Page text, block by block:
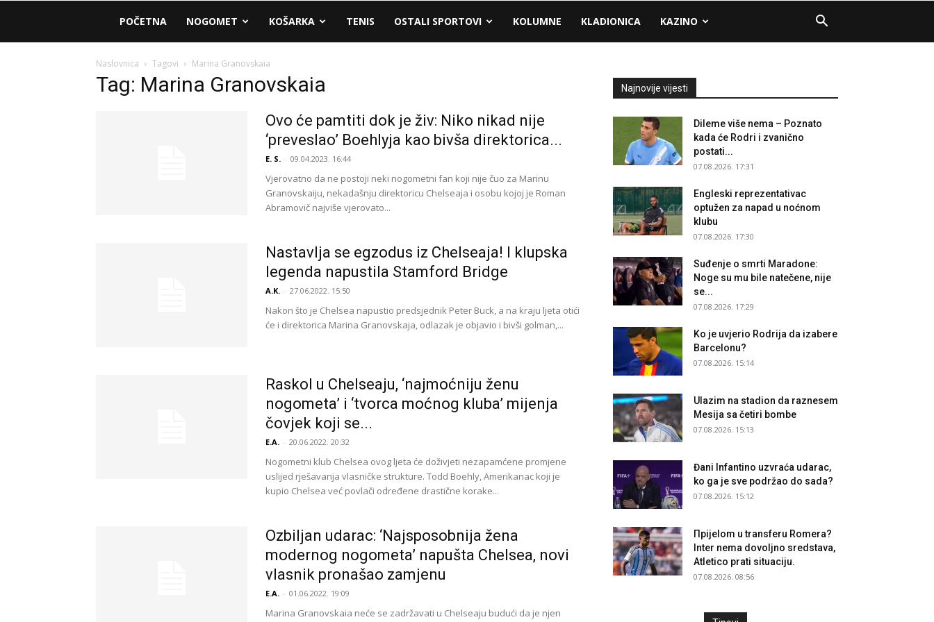
AM
Sport
POČETNA NOGOMET KOŠARKA TENIS OSTALI SPORTOVI KOLUMNE KLADIONICA KAZINO
Naslovnica Tagovi Marina Granovskaia
Tag: Marina Granovskaia
Ovo će pamtiti dok je živ: Niko nikad nije
‘preveslao’ Boehlyja kao bivša direktorica...
E. S. - 09.04.2023. 16:44
Vjerovatno da ne postoji neki nogometni fan koji nije čuo za Marinu
Granovskaiju, nekadašnju direktoricu Chelseaja i osobu kojoj je Roman
Abramovič najviše vjerovato...
Nastavlja se egzodus iz Chelseaja! I klupska
legenda napustila Stamford Bridge
A.K. - 27.06.2022. 15:50
Nakon što je Chelsea napustio predsjednik Peter Buck, a na kraju ljeta otići
će i direktorica Marina Granovskaja, odlazak je objavio i bivši golman,...
Raskol u Chelseaju, ‘najmoćniju ženu
nogometa’ i ‘tvorca moćnog kluba’ mijenja
čovjek koji se...
E.A. - 20.06.2022. 20:32
Nogometni klub Chelsea ovog ljeta će doživjeti nezapamćene promjene
uslijed rješavanja vlasničke strukture. Todd Boehly, Amerikanac koji je
kupio Chelsea već povlači određene drastične korake...
Ozbiljan udarac: ‘Najsposobnija žena
modernog nogometa’ napušta Chelsea, novi
vlasnik pronašao zamjenu
E.A. - 01.06.2022. 19:09
Marina Granovskaia neće se zadržavati u Chelseaju budući da je njen
Najnovije vijesti
Dileme više nema – Poznato
kada će Rodri i zvanično
postati...
07.08.2026. 17:31
Engleski reprezentativac
optužen za napad u noćnom
klubu
07.08.2026. 17:30
Suđenje o smrti Maradone:
Noge su mu bile natečene, nije
se...
07.08.2026. 17:29
Ko je uvjerio Rodrija da izabere
Barcelonu?
07.08.2026. 15:14
Ulazim na stadion da raznesem
Mesija sa četiri bombe
07.08.2026. 15:13
Đani Infantino uzvraća udarac,
ko ga je sve podržao do sada?
07.08.2026. 15:12
Прijelom u transferu Romera?
Inter nema dovoljno sredstava,
Atletico prati situaciju.
07.08.2026. 08:56